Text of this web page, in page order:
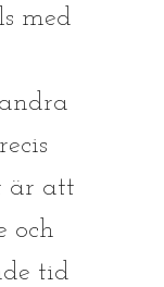
med
är att
och
tid